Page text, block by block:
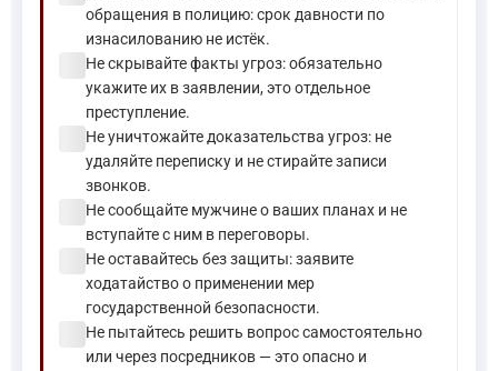
обращения в полицию: срок давности по
изнасилованию не истёк.
Не скрывайте факты угроз: обязательно
укажите их в заявлении, это отдельное
преступление.
Не уничтожайте доказательства угроз: не
удаляйте переписку и не стирайте записи
звонков.
Не сообщайте мужчине о ваших планах и не
вступайте с ним в переговоры.
Не оставайтесь без защиты: заявите
ходатайство о применении мер
государственной безопасности.
Не пытайтесь решить вопрос самостоятельно
или через посредников — это опасно и